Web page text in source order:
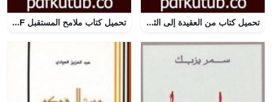
تحميل كتاب من العقيدة إلى الثورة – ج4: التاريخ العام – النبوة والمعاد PDF تأليف حسن حنفي مجانا [كامل] تحميل كتاب ملامح المستقبل PDF تأليف محمد حامد الأحمري مجانا [كامل]